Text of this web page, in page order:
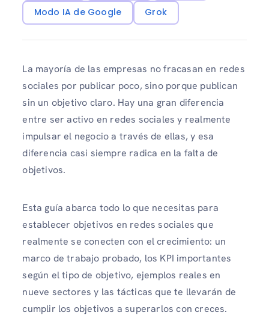
Modo IA de Google
Grok
La mayoría de las empresas no fracasan en redes
sociales por publicar poco, sino porque publican
sin un objetivo claro. Hay una gran diferencia
entre ser activo en redes sociales y realmente
impulsar el negocio a través de ellas, y esa
diferencia casi siempre radica en la falta de
objetivos.
Esta guía abarca todo lo que necesitas para
establecer objetivos en redes sociales que
realmente se conecten con el crecimiento: un
marco de trabajo probado, los KPI importantes
según el tipo de objetivo, ejemplos reales en
nueve sectores y las tácticas que te llevarán de
cumplir los objetivos a superarlos con creces.